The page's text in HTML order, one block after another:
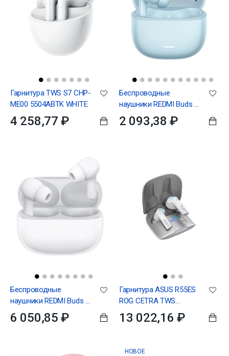
Гарнитура TWS S7 CHP-
ME00 5504ABTK WHITE
4 258,77 ₽
Беспроводные
наушники REDMI Buds 8
Lite (Blue)
2 093,38 ₽
Беспроводные
наушники REDMI Buds 8
Pro Cloud белый
6 050,85 ₽
Гарнитура ASUS R55ES
ROG CETRA TWS
SPEEDNOVA WHT 274g
20 ~ 40000Hz ANC
13 022,16 ₽
НОВОЕ